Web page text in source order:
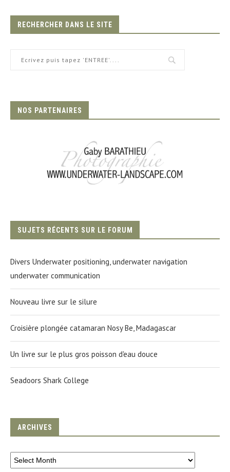
RECHERCHER DANS LE SITE
NOS PARTENAIRES
SUJETS RÉCENTS SUR LE FORUM
Divers Underwater positioning, underwater navigation
underwater communication
Nouveau livre sur le silure
Croisière plongée catamaran Nosy Be, Madagascar
Un livre sur le plus gros poisson d'eau douce
Seadoors Shark College
ARCHIVES